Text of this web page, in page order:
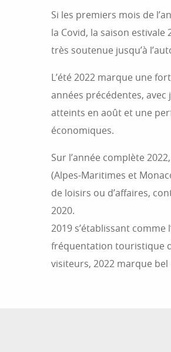
Si les premiers mois de
la Covid, la saison
très soutenue jusqu’à
L’été 2022 marque une
années précédentes, avec
atteints en août et une
économiques.
Sur l’année complète
(Alpes-Maritimes et
de loisirs ou d’affaires,
2020.
2019 s’établissant
fréquentation touristique
visiteurs, 2022 marque